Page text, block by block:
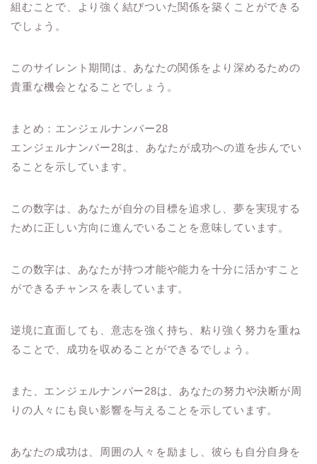
組むことで、より強く結びついた関係を築くことができる
でしょう。
このサイレント期間は、あなたの関係をより深めるための
貴重な機会となることでしょう。
まとめ：エンジェルナンバー28
エンジェルナンバー28は、あなたが成功への道を歩んでい
ることを示しています。
この数字は、あなたが自分の目標を追求し、夢を実現する
ために正しい方向に進んでいることを意味しています。
この数字は、あなたが持つ才能や能力を十分に活かすこと
ができるチャンスを表しています。
逆境に直面しても、意志を強く持ち、粘り強く努力を重ね
ることで、成功を収めることができるでしょう。
また、エンジェルナンバー28は、あなたの努力や決断が周
りの人々にも良い影響を与えることを示しています。
あなたの成功は、周囲の人々を励まし、彼らも自分自身を